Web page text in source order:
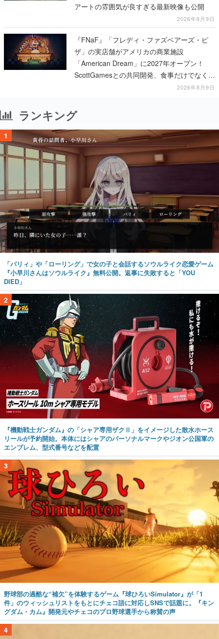
アートの雰囲気が良すぎる最新映像も公開
2026年8月9日
『FNaF』「フレディ・ファズベアーズ・ピ
ザ」の実店舗がアメリカの商業施設
「American Dream」に2027年オープン！
ScottGamesとの共同開発、食事だけでなくス
テージショーや没入型のホラー体験も楽しめ
2026年8月9日
ランキング
1
「パリィ」や「ローリング」で女の子と会話するソウルライク恋愛ゲーム
『小早川さんはソウルライク』無料公開。返事に失敗すると「YOU
DIED」
2
『機動戦士ガンダム』の「シャア専用ザクⅡ」をイメージした散水ホース
リールが予約開始。本体にはシャアのパーソナルマークやジオン公国軍の
エンブレム、型式番号などを配置
3
野球部の過酷な“補欠”を体験するゲーム『球ひろいSimulator』が「1
件」のウィッシュリストをもとにチェコ語に対応しSNSで話題に。『キン
グダム・カム』開発元やチェコのプロ野球選手から称賛の声
4